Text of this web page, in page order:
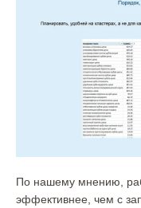
По нашему мнению,
эффективнее, чем с